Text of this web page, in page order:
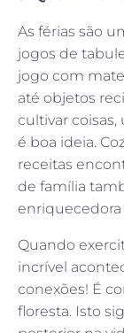
As férias são
jogos de
jogo com
até objetos
cultivar
é boa ideia.
receitas
de família
enriquecedora
Quando
incrível
conexões! É
floresta. Isto